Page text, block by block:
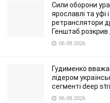
Сили оборони
ярославлі та уфі і
ретранслятори
Генштаб розкрив
06.08.2026
Гудименко
лідером
сегменті deep
06.08.2026